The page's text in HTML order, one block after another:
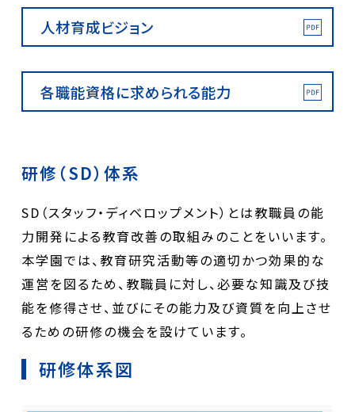
人材育成ビジョン
各職能資格に求められる能力
研修（SD）体系
SD（スタッフ・ディベロップメント）とは教職員の能
力開発による教育改善の取組みのことをいいます。
本学園では、教育研究活動等の適切かつ効果的な
運営を図るため、教職員に対し、必要な知識及び技
能を修得させ、並びにその能力及び資質を向上させ
るための研修の機会を設けています。
研修体系図